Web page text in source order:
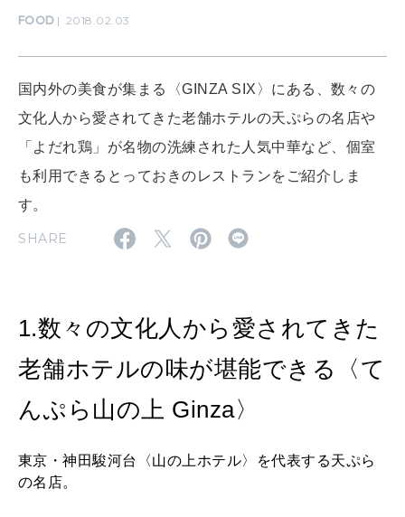
MAGAZINE
特集
2026年9月号「北海道 おいしく遊ぶ、夏のご褒美旅。」
2026年5月号「“大好き”に出会いに。韓国」
2026年4月号「未来をつくる、学びの教科書。」
MAGAZINE
FOLLOW US!
FOOD 2018.02.03
国内外の美食が集まる〈GINZA SIX〉にある、数々の
文化人から愛されてきた老舗ホテルの天ぷらの名店や
「よだれ鶏」が名物の洗練された人気中華など、個室
も利用できるとっておきのレストランをご紹介しま
す。
SHARE
1.数々の文化人から愛されてきた
老舗ホテルの味が堪能できる〈て
んぷら山の上 Ginza〉
東京・神田駿河台〈山の上ホテル〉を代表する天ぷら
の名店。